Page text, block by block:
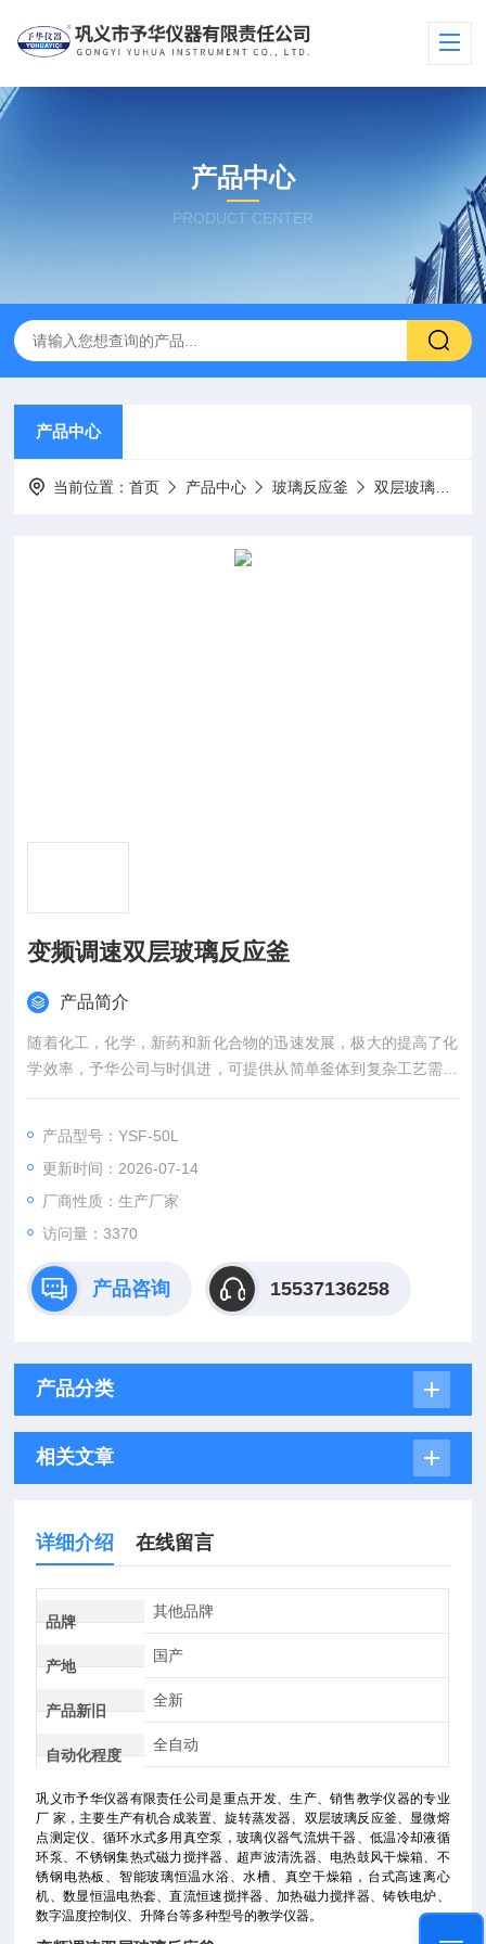
产品中心
PRODUCT CENTER
产品中心
当前位置：首页 产品中心 玻璃反应釜 双层玻璃反应釜
变频调速双层玻璃反应釜
产品简介
随着化工，化学，新药和新化合物的迅速发展，极大的提高了化
学效率，予华公司与时俱进，可提供从简单釜体到复杂工艺需要
的反应釜系统，产品可与循环水式真空泵，隔膜真空泵，高低温
频调速双层玻璃反应釜
产品型号：YSF-50L
更新时间：2026-07-14
厂商性质：生产厂家
访问量：3370
产品咨询 15537136258
产品分类
相关文章
详细介绍 在线留言
品牌
其他品牌
产地
国产
产品新旧
全新
自动化程度
全自动
巩义市予华仪器有限责任公司是重点开发、生产、销售教学仪器的专业
厂 家，主要生产有机合成装置、旋转蒸发器、双层玻璃反应釜、显微熔
点测定仪、循环水式多用真空泵，玻璃仪器气流烘干器、低温冷却液循
环泵、不锈钢集热式磁力搅拌器、超声波清洗器、电热鼓风干燥箱、不
锈钢电热板、智能玻璃恒温水浴、水槽、真空干燥箱，台式高速离心
机、数显恒温电热套、直流恒速搅拌器、加热磁力搅拌器、铸铁电炉、
数字温度控制仪、升降台等多种型号的教学仪器。